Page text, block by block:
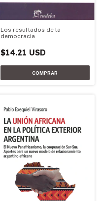
Los resultados de la
democracia
$14.21 USD